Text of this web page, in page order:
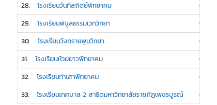
28. โรงเรียนวันทีสถิตย์พิทยาคม
0
29. โรงเรียนพิบูลธรรมเวทวิทยา
0
30. โรงเรียนวังทรายพูนวิทยา
0
31. โรงเรียนห้วยยาวพิทยาคม
0
32. โรงเรียนท่าเสาพิทยาคม
0
33. โรงเรียนเทศบาล 2 สาธิตมหาวิทยาลัยราชภัฏเพชรบูรณ์ 0